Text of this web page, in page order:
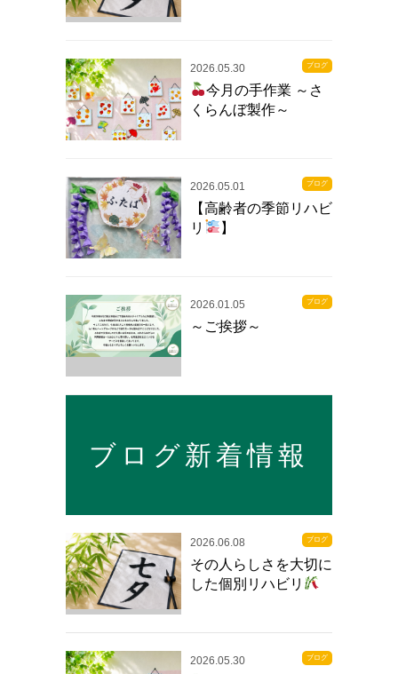
ブログ
2026.05.30
今月の手作業 ～さ
くらんぼ製作～
ブログ
2026.05.01
【高齢者の季節リハビ
リ
】
ブログ
2026.01.05
～ご挨拶～
ブログ新着情報
2026.06.08 ブログ
その人らしさを大切に
した個別リハビリ
2026.05.30 ブログ